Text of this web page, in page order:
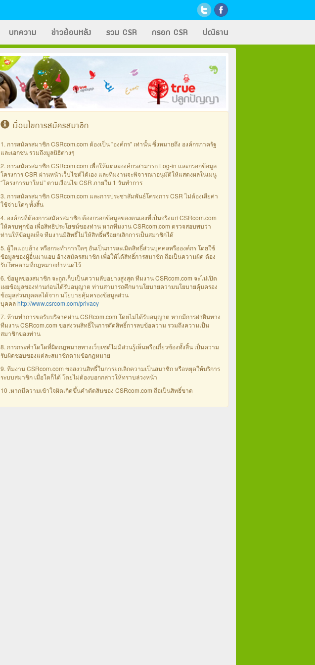
บทความ ข่าวย้อนหลัง รวม CSR กรอก CSR ปณิธาน
เงื่อนไขการสมัครสมาชิก
1. การสมัครสมาชิก CSRcom.com ต้องเป็น "องค์กร" เท่านั้น ซึ่งหมายถึง องค์กรภาครัฐ
และเอกชน รวมถึงมูลนิธิต่างๆ
2. การสมัครสมาชิก CSRcom.com เพื่อให้แต่ละองค์กรสามารถ Log-in และกรอกข้อมูล
โครงการ CSR ผ่านหน้าเว็บไซต์ได้เอง และทีมงานจะพิจารณาอนุมัติให้แสดงผลในเมนู
“โครงการมาใหม่” ตามเงื่อนไข CSR ภายใน 1 วันทำการ
3. การสมัครสมาชิก CSRcom.com และการประชาสัมพันธ์โครงการ CSR ไม่ต้องเสียค่า
ใช้จ่ายใดๆ ทั้งสิ้น
4. องค์กรที่ต้องการสมัครสมาชิก ต้องกรอกข้อมูลของตนเองที่เป็นจริงแก่ CSRcom.com
ให้ครบทุกข้อ เพื่อสิทธิประโยชน์ของท่าน หากทีมงาน CSRcom.com ตรวจสอบพบว่า
ท่านให้ข้อมูลเท็จ ทีมงานมีสิทธิ์ไม่ให้สิทธิ์หรือยกเลิกการเป็นสมาชิกได้
5. ผู้ใดแอบอ้าง หรือกระทำการใดๆ อันเป็นการละเมิดสิทธิ์ส่วนบุคคลหรือองค์กร โดยใช้
ข้อมูลของผู้อื่นมาแอบ อ้างสมัครสมาชิก เพื่อให้ได้สิทธิ์การสมาชิก ถือเป็นความผิด ต้อง
รับโทษตามที่กฎหมายกำหนดไว้
6. ข้อมูลของสมาชิก จะถูกเก็บเป็นความลับอย่างสูงสุด ทีมงาน CSRcom.com จะไม่เปิด
เผยข้อมูลของท่านก่อนได้รับอนุญาต ท่านสามารถศึกษานโยบายความนโยบายคุ้มครอง
ข้อมูลส่วนบุคคลได้จาก นโยบายคุ้มครองข้อมูลส่วน
บุคคลhttp://www.csrcom.com/privacy
7. ห้ามทำการขอรับบริจาคผ่าน CSRcom.com โดยไม่ได้รับอนุญาต หากมีการฝ่าฝืนทาง
ทีมงาน CSRcom.com ขอสงวนสิทธิ์ในการตัดสิทธิ์การลบข้อความ รวมถึงความเป็น
สมาชิกของท่าน
8. การกระทำใดใดที่ผิดกฎหมายทางเว็บเซต์ไม่มีส่วนรู้เห็นหรือเกี่ยวข้องทั้งสิ้น เป็นความ
รับผิดชอบของแต่ละสมาชิกตามข้อกฎหมาย
9. ทีมงาน CSRcom.com ขอสงวนสิทธิ์ในการยกเลิกความเป็นสมาชิก หรือหยุดให้บริการ
ระบบสมาชิก เมื่อใดก็ได้ โดยไม่ต้องบอกกล่าวให้ทราบล่วงหน้า
10 .หากมีความเข้าใจผิดเกิดขึ้นคำตัดสินของ CSRcom.com ถือเป็นสิทธิ์ขาด